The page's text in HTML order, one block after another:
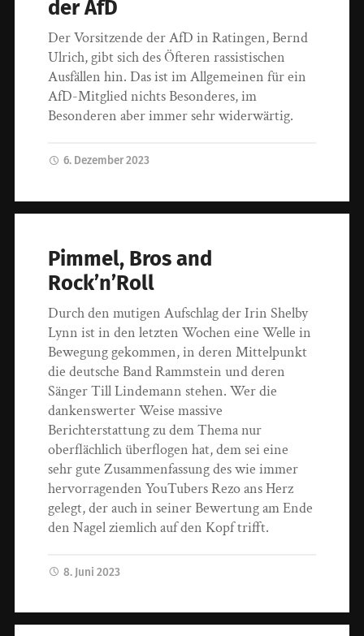
der AfD
Der Vorsitzende der AfD in Ratingen, Bernd
Ulrich, gibt sich des Öfteren rassistischen
Ausfällen hin. Das ist im Allgemeinen für ein
AfD-Mitglied nichts Besonderes, im
Besonderen aber immer sehr widerwärtig.
6. Dezember 2023
Pimmel, Bros and
Rock’n’Roll
Durch den mutigen Aufschlag der Irin Shelby
Lynn ist in den letzten Wochen eine Welle in
Bewegung gekommen, in deren Mittelpunkt
die deutsche Band Rammstein und deren
Sänger Till Lindemann stehen. Wer die
dankenswerter Weise massive
Berichterstattung zu dem Thema nur
oberflächlich überflogen hat, dem sei eine
sehr gute Zusammenfassung des wie immer
hervorragenden YouTubers Rezo ans Herz
gelegt, der auch in seiner Bewertung am Ende
den Nagel ziemlich auf den Kopf trifft.
8. Juni 2023